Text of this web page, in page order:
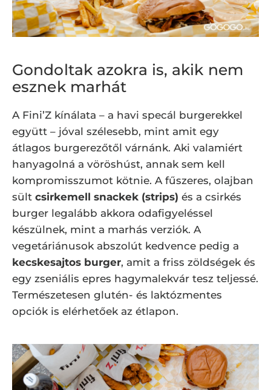
Gondoltak azokra is, akik nem
esznek marhát
A Fini’Z kínálata – a havi specál burgerekkel
együtt – jóval szélesebb, mint amit egy
átlagos burgerezőtől várnánk. Aki valamiért
hanyagolná a vöröshúst, annak sem kell
kompromisszumot kötnie. A fűszeres, olajban
sült csirkemell snackek (strips) és a csirkés
burger legalább akkora odafigyeléssel
készülnek, mint a marhás verziók. A
vegetáriánusok abszolút kedvence pedig a
kecskesajtos burger, amit a friss zöldségek és
egy zseniális epres hagymalekvár tesz teljessé.
Természetesen glutén- és laktózmentes
opciók is elérhetőek az étlapon.